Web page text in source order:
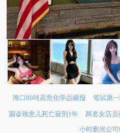
海口80吨高危化学品瞒报 笔试第
漏诊致患儿死亡获刑1年 两名女店
小时删光公